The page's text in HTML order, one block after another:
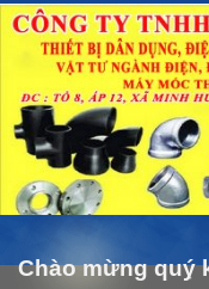
Chào mừng quý